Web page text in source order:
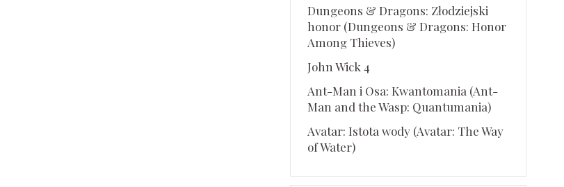
Dungeons & Dragons: Złodziejski
honor (Dungeons & Dragons: Honor
Among Thieves)
John Wick 4
Ant-Man i Osa: Kwantomania (Ant-
Man and the Wasp: Quantumania)
Avatar: Istota wody (Avatar: The Way
of Water)